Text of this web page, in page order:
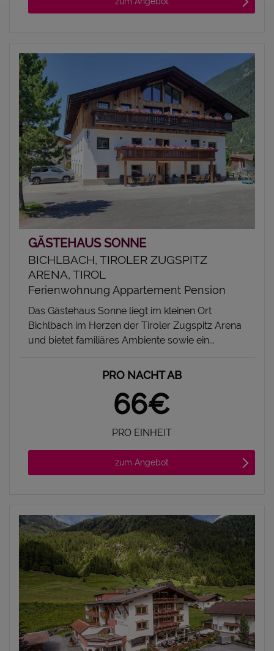
GÄSTEHAUS SONNE
BICHLBACH, TIROLER ZUGSPITZ
ARENA, TIROL
Ferienwohnung Appartement Pension
Das Gästehaus Sonne liegt im kleinen Ort
Bichlbach im Herzen der Tiroler Zugspitz Arena
und bietet familiäres Ambiente sowie ein...
PRO NACHT AB
66€
PRO EINHEIT
zum Angebot